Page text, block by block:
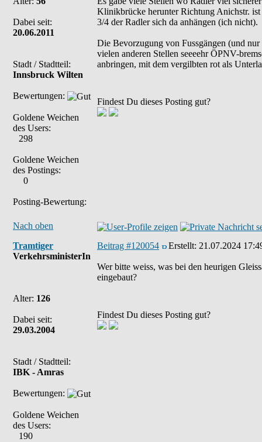
Dabei seit:
20.06.2011
Stadt / Stadtteil:
Innsbruck Wilten
Bewertungen:
Goldene Weichen
des Users:
298
Goldene Weichen
des Postings:
0
Posting-Bewertung:
Klinikbrücke herunter Richtung Anichstr. ist
3/4 der Radler sich da anhängen (ich nicht).
Die Bevorzugung von Fussgängen (und
vielen anderen Stellen seeeehr ÖPNV-
anbringen, mit dem vergilbten rot als
Findest Du dieses Posting gut?
Nach oben
Tramtiger
VerkehrsministerIn
Alter: 126
Dabei seit:
29.03.2004
Stadt / Stadtteil:
IBK - Amras
Bewertungen:
Goldene Weichen
des Users:
190
Beitrag #120054 Erstellt: 21.07.2024
Wer bitte weiss, was bei den heurigen
eingebaut?
Findest Du dieses Posting gut?